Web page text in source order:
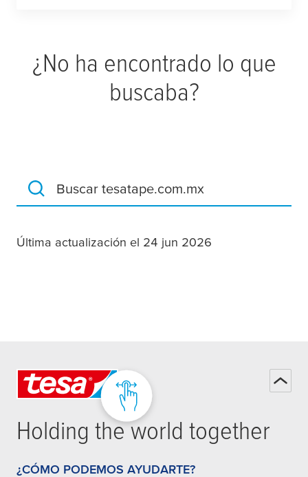
¿No ha encontrado lo que
buscaba?
Buscar tesatape.com.mx
Última actualización el 24 jun 2026
Holding the world together
¿CÓMO PODEMOS AYUDARTE?